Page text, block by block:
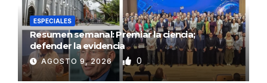
ESPECIALES
Resumen semanal: Premiar la ciencia;
defender la evidencia
AGOSTO 9, 2026 0